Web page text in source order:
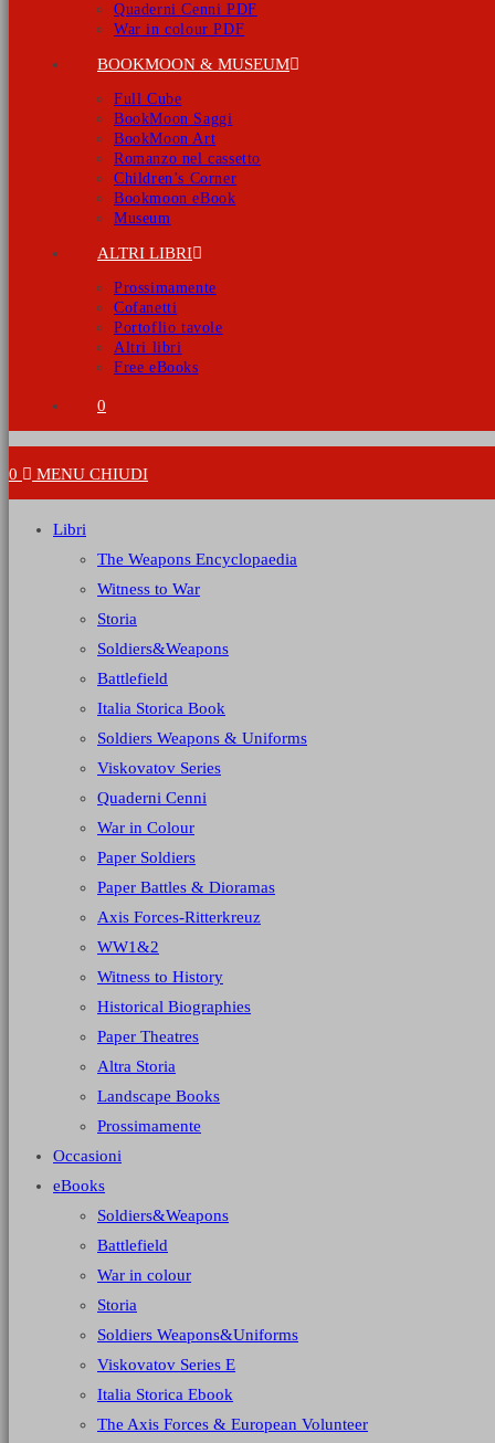
Quaderni Cenni PDF
War in colour PDF
BOOKMOON & MUSEUM
Full Cube
BookMoon Saggi
BookMoon Art
Romanzo nel cassetto
Children’s Corner
Bookmoon eBook
Museum
ALTRI LIBRI
Prossimamente
Cofanetti
Portoflio tavole
Altri libri
Free eBooks
0
0 MENU CHIUDI
Libri
The Weapons Encyclopaedia
Witness to War
Storia
Soldiers&Weapons
Battlefield
Italia Storica Book
Soldiers Weapons & Uniforms
Viskovatov Series
Quaderni Cenni
War in Colour
Paper Soldiers
Paper Battles & Dioramas
Axis Forces-Ritterkreuz
WW1&2
Witness to History
Historical Biographies
Paper Theatres
Altra Storia
Landscape Books
Prossimamente
Occasioni
eBooks
Soldiers&Weapons
Battlefield
War in colour
Storia
Soldiers Weapons&Uniforms
Viskovatov Series E
Italia Storica Ebook
The Axis Forces & European Volunteer